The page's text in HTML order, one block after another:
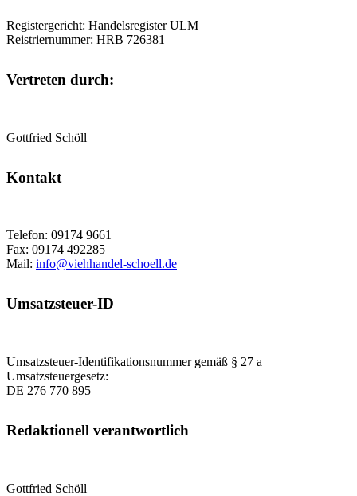
Registergericht: Handelsregister ULM
Reistriernummer: HRB 726381
Vertreten durch:
Gottfried Schöll
Kontakt
Telefon: 09174 9661
Fax: 09174 492285
Mail: info@viehhandel-schoell.de
Umsatzsteuer-ID
Umsatzsteuer-Identifikationsnummer gemäß § 27 a
Umsatzsteuergesetz:
DE 276 770 895
Redaktionell verantwortlich
Gottfried Schöll